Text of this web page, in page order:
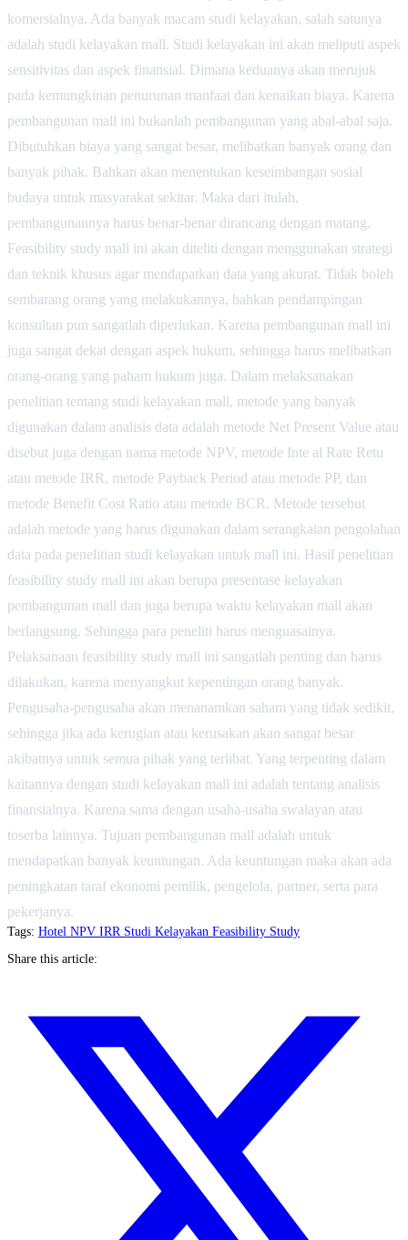
komersialnya. Ada banyak macam studi kelayakan, salah satunya
adalah studi kelayakan mall. Studi kelayakan ini akan meliputi aspek
sensitivitas dan aspek finansial. Dimana keduanya akan merujuk
pada kemungkinan penurunan manfaat dan kenaikan biaya. Karena
pembangunan mall ini bukanlah pembangunan yang abal-abal saja.
Dibutuhkan biaya yang sangat besar, melibatkan banyak orang dan
banyak pihak. Bahkan akan menentukan keseimbangan sosial
budaya untuk masyarakat sekitar. Maka dari itulah,
pembangunannya harus benar-benar dirancang dengan matang.
Feasibility study mall ini akan diteliti dengan menggunakan strategi
dan teknik khusus agar mendapatkan data yang akurat. Tidak boleh
sembarang orang yang melakukannya, bahkan pendampingan
konsultan pun sangatlah diperlukan. Karena pembangunan mall ini
juga sangat dekat dengan aspek hukum, sehingga harus melibatkan
orang-orang yang paham hukum juga. Dalam melaksanakan
penelitian tentang studi kelayakan mall, metode yang banyak
digunakan dalam analisis data adalah metode Net Present Value atau
disebut juga dengan nama metode NPV, metode Inte al Rate Retu
atau metode IRR, metode Payback Period atau metode PP, dan
metode Benefit Cost Ratio atau metode BCR. Metode tersebut
adalah metode yang harus digunakan dalam serangkaian pengolahan
data pada penelitian studi kelayakan untuk mall ini. Hasil penelitian
feasibility study mall ini akan berupa presentase kelayakan
pembangunan mall dan juga berupa waktu kelayakan mall akan
berlangsung. Sehingga para peneliti harus menguasainya.
Pelaksanaan feasibility study mall ini sangatlah penting dan harus
dilakukan, karena menyangkut kepentingan orang banyak.
Pengusaha-pengusaha akan menanamkan saham yang tidak sedikit,
sehingga jika ada kerugian atau kerusakan akan sangat besar
akibatnya untuk semua pihak yang terlibat. Yang terpenting dalam
kaitannya dengan studi kelayakan mall ini adalah tentang analisis
finansialnya. Karena sama dengan usaha-usaha swalayan atau
toserba lainnya. Tujuan pembangunan mall adalah untuk
mendapatkan banyak keuntungan. Ada keuntungan maka akan ada
peningkatan taraf ekonomi pemilik, pengelola, partner, serta para
pekerjanya.
Tags: Hotel NPV IRR Studi Kelayakan Feasibility Study
Share this article: